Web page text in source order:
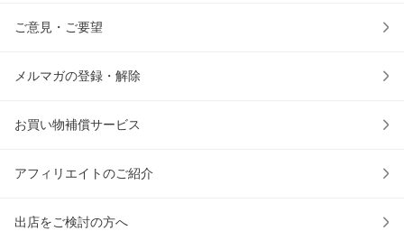
ご意見・ご要望
メルマガの登録・解除
お買い物補償サービス
アフィリエイトのご紹介
出店をご検討の方へ